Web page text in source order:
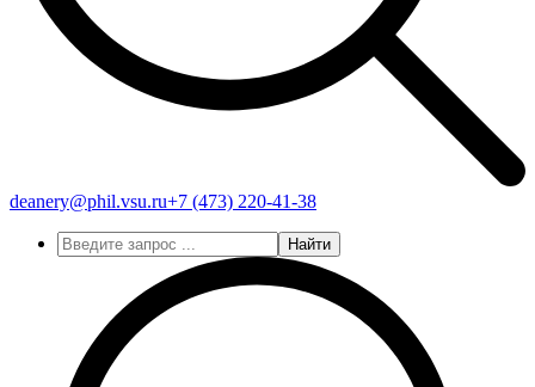
deanery@phil.vsu.ru+7 (473) 220-41-38
Найти